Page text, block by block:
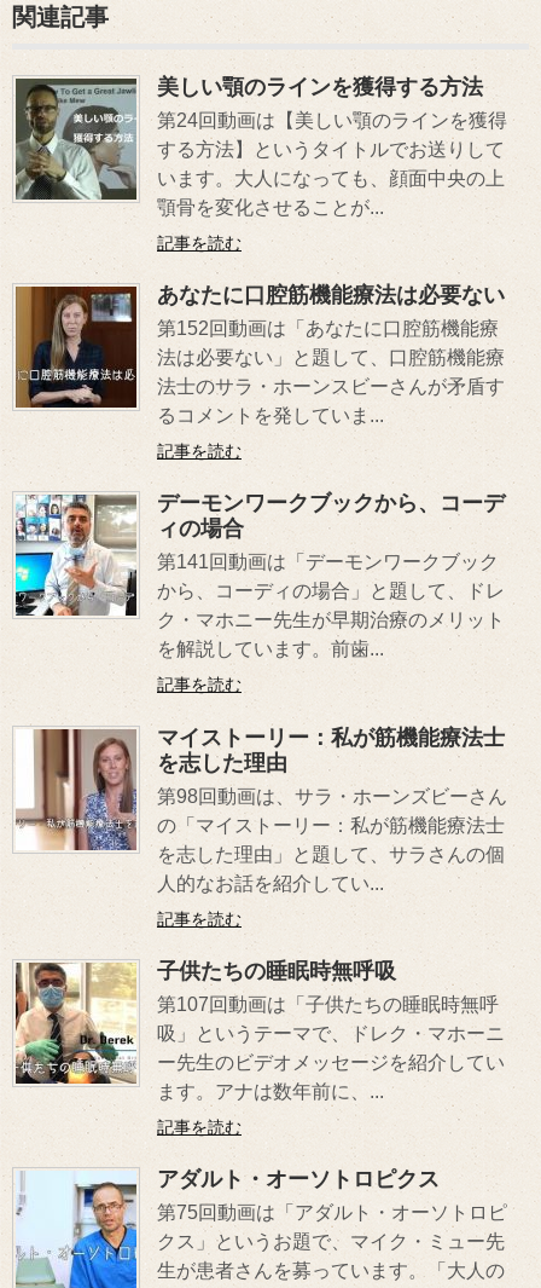
関連記事
美しい顎のラインを獲得する方法
第24回動画は【美しい顎のラインを獲得
する方法】というタイトルでお送りして
います。大人になっても、顔面中央の上
顎骨を変化させることが...
記事を読む
あなたに口腔筋機能療法は必要ない
第152回動画は「あなたに口腔筋機能療
法は必要ない」と題して、口腔筋機能療
法士のサラ・ホーンスビーさんが矛盾す
るコメントを発していま...
記事を読む
デーモンワークブックから、コーデ
ィの場合
第141回動画は「デーモンワークブック
から、コーディの場合」と題して、ドレ
ク・マホニー先生が早期治療のメリット
を解説しています。前歯...
記事を読む
マイストーリー：私が筋機能療法士
を志した理由
第98回動画は、サラ・ホーンズビーさん
の「マイストーリー：私が筋機能療法士
を志した理由」と題して、サラさんの個
人的なお話を紹介してい...
記事を読む
子供たちの睡眠時無呼吸
第107回動画は「子供たちの睡眠時無呼
吸」というテーマで、ドレク・マホーニ
ー先生のビデオメッセージを紹介してい
ます。アナは数年前に、...
記事を読む
アダルト・オーソトロピクス
第75回動画は「アダルト・オーソトロピ
クス」というお題で、マイク・ミュー先
生が患者さんを募っています。「大人の